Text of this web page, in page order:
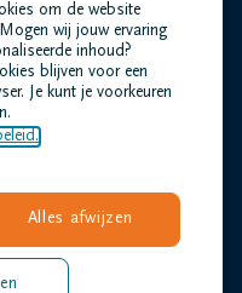
om de website
wij jouw ervaring
inhoud?
blijven voor een
Je kunt je voorkeuren
Alles afwijzen